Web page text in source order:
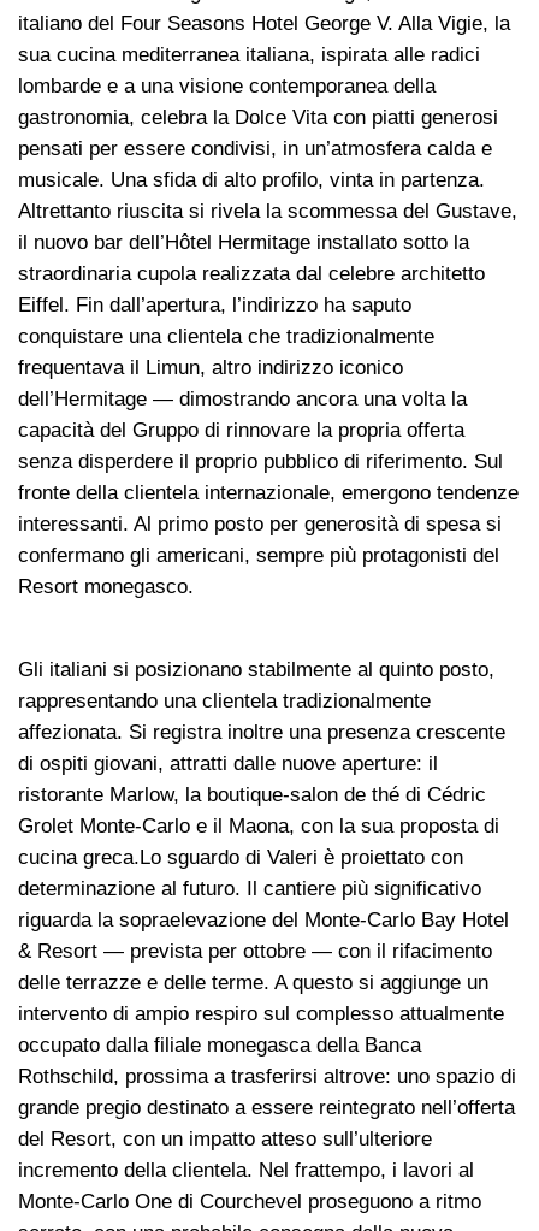
italiano del Four Seasons Hotel George V. Alla Vigie, la
sua cucina mediterranea italiana, ispirata alle radici
lombarde e a una visione contemporanea della
gastronomia, celebra la Dolce Vita con piatti generosi
pensati per essere condivisi, in un’atmosfera calda e
musicale. Una sfida di alto profilo, vinta in partenza.
Altrettanto riuscita si rivela la scommessa del Gustave,
il nuovo bar dell’Hôtel Hermitage installato sotto la
straordinaria cupola realizzata dal celebre architetto
Eiffel. Fin dall’apertura, l’indirizzo ha saputo
conquistare una clientela che tradizionalmente
frequentava il Limun, altro indirizzo iconico
dell’Hermitage — dimostrando ancora una volta la
capacità del Gruppo di rinnovare la propria offerta
senza disperdere il proprio pubblico di riferimento. Sul
fronte della clientela internazionale, emergono tendenze
interessanti. Al primo posto per generosità di spesa si
confermano gli americani, sempre più protagonisti del
Resort monegasco.
Gli italiani si posizionano stabilmente al quinto posto,
rappresentando una clientela tradizionalmente
affezionata. Si registra inoltre una presenza crescente
di ospiti giovani, attratti dalle nuove aperture: il
ristorante Marlow, la boutique-salon de thé di Cédric
Grolet Monte-Carlo e il Maona, con la sua proposta di
cucina greca.Lo sguardo di Valeri è proiettato con
determinazione al futuro. Il cantiere più significativo
riguarda la sopraelevazione del Monte-Carlo Bay Hotel
& Resort — prevista per ottobre — con il rifacimento
delle terrazze e delle terme. A questo si aggiunge un
intervento di ampio respiro sul complesso attualmente
occupato dalla filiale monegasca della Banca
Rothschild, prossima a trasferirsi altrove: uno spazio di
grande pregio destinato a essere reintegrato nell’offerta
del Resort, con un impatto atteso sull’ulteriore
incremento della clientela. Nel frattempo, i lavori al
Monte-Carlo One di Courchevel proseguono a ritmo